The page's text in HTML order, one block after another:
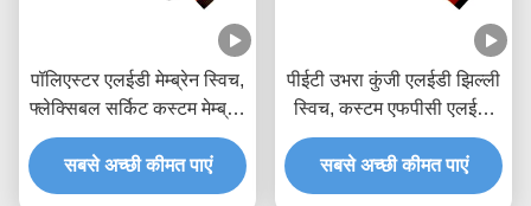
पॉलिएस्टर एलईडी मेम्ब्रेन स्विच,
फ्लेक्सिबल सर्किट कस्टम मेम्ब्रेन
कीपैड
सबसे अच्छी कीमत पाएं
पीईटी उभरा कुंजी एलईडी झिल्ली
स्विच, कस्टम एफपीसी एलईडी
झिल्ली कीपैड
सबसे अच्छी कीमत पाएं